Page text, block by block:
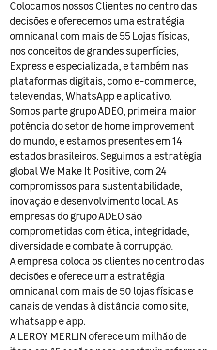
Colocamos nossos Clientes no centro das
decisões e oferecemos uma estratégia
omnicanal com mais de 55 Lojas físicas,
nos conceitos de grandes superfícies,
Express e especializada, e também nas
plataformas digitais, como e-commerce,
televendas, WhatsApp e aplicativo.
Somos parte grupo ADEO, primeira maior
potência do setor de home improvement
do mundo, e estamos presentes em 14
estados brasileiros. Seguimos a estratégia
global We Make It Positive, com 24
compromissos para sustentabilidade,
inovação e desenvolvimento local. As
empresas do grupo ADEO são
comprometidas com ética, integridade,
diversidade e combate à corrupção.
A empresa coloca os clientes no centro das
decisões e oferece uma estratégia
omnicanal com mais de 50 lojas físicas e
canais de vendas à distância como site,
whatsapp e app.
A LEROY MERLIN oferece um milhão de